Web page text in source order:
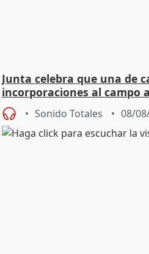
Junta celebra que una de
incorporaciones al campo
jóvenes
Sonido Totales 08/